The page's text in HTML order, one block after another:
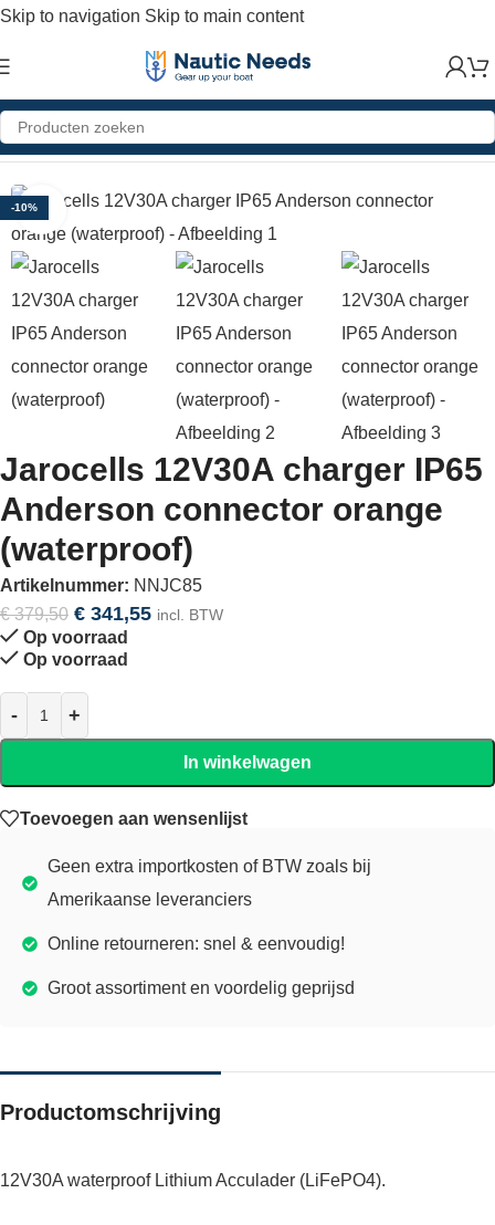
Skip to navigation Skip to main content
Shop»Jarocells 12V30A charger IP65 Anderson connector orange (waterproof)
-10% Click to enlarge
Jarocells 12V30A charger IP65
Anderson connector orange
(waterproof)
Artikelnummer: NNJC85
€379,50 € 341,55 incl. BTW
Op voorraad
Op voorraad
In winkelwagen
Toevoegen aan wensenlijst
Geen extra importkosten of BTW zoals bij
Amerikaanse leveranciers
Online retourneren: snel & eenvoudig!
Groot assortiment en voordelig geprijsd
Productomschrijving
12V30A waterproof Lithium Acculader (LiFePO4).